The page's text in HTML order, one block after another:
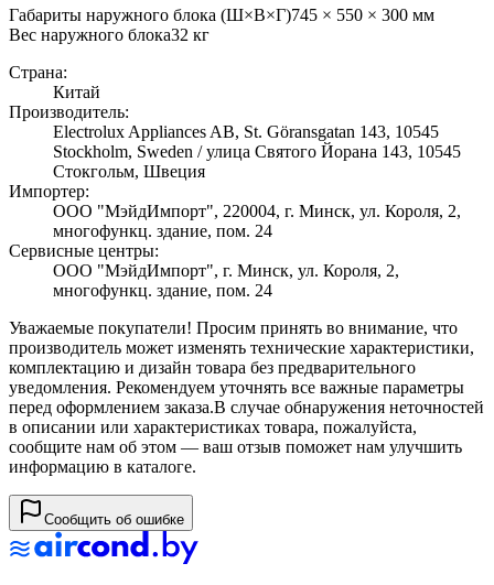
Габариты наружного блока (Ш×В×Г)745 × 550 × 300 мм
Вес наружного блока32 кг
Страна:
Китай
Производитель:
Electrolux Appliances AB, St. Göransgatan 143, 10545
Stockholm, Sweden / улица Святого Йорана 143, 10545
Стокгольм, Швеция
Импортер:
ООО "МэйдИмпорт", 220004, г. Минск, ул. Короля, 2,
многофункц. здание, пом. 24
Сервисные центры:
ООО "МэйдИмпорт", г. Минск, ул. Короля, 2,
многофункц. здание, пом. 24
Уважаемые покупатели! Просим принять во внимание, что
производитель может изменять технические характеристики,
комплектацию и дизайн товара без предварительного
уведомления. Рекомендуем уточнять все важные параметры
перед оформлением заказа.В случае обнаружения неточностей
в описании или характеристиках товара, пожалуйста,
сообщите нам об этом — ваш отзыв поможет нам улучшить
информацию в каталоге.
Сообщить об ошибке